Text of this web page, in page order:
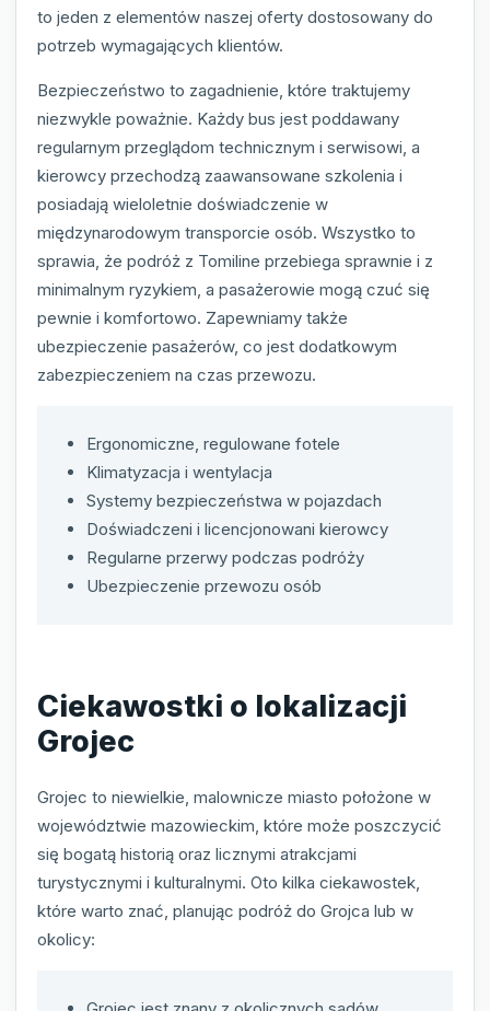
to jeden z elementów naszej oferty dostosowany do
potrzeb wymagających klientów.
Bezpieczeństwo to zagadnienie, które traktujemy
niezwykle poważnie. Każdy bus jest poddawany
regularnym przeglądom technicznym i serwisowi, a
kierowcy przechodzą zaawansowane szkolenia i
posiadają wieloletnie doświadczenie w
międzynarodowym transporcie osób. Wszystko to
sprawia, że podróż z Tomiline przebiega sprawnie i z
minimalnym ryzykiem, a pasażerowie mogą czuć się
pewnie i komfortowo. Zapewniamy także
ubezpieczenie pasażerów, co jest dodatkowym
zabezpieczeniem na czas przewozu.
Ergonomiczne, regulowane fotele
Klimatyzacja i wentylacja
Systemy bezpieczeństwa w pojazdach
Doświadczeni i licencjonowani kierowcy
Regularne przerwy podczas podróży
Ubezpieczenie przewozu osób
Ciekawostki o lokalizacji
Grojec
Grojec to niewielkie, malownicze miasto położone w
województwie mazowieckim, które może poszczycić
się bogatą historią oraz licznymi atrakcjami
turystycznymi i kulturalnymi. Oto kilka ciekawostek,
które warto znać, planując podróż do Grojca lub w
okolicy: